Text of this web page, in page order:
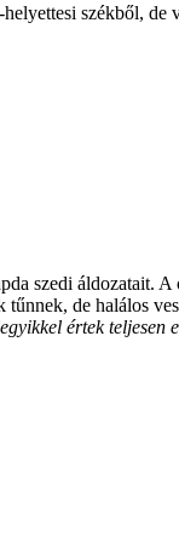
székből,
szedi
de halálos
értek teljesen